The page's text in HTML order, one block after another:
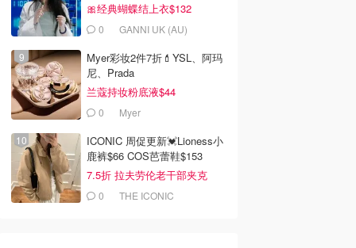
🎀经典蝴蝶结上衣$132
0 GANNI UK (AU)
Myer彩妆2件7折💄YSL、阿玛
尼、Prada
兰蔻持妆粉底液$44
0 Myer
ICONIC 周促更新💓Lioness小
鹿裤$66 COS芭蕾鞋$153
7.5折 拉夫劳伦老干部夹克
$4190 THE ICONIC